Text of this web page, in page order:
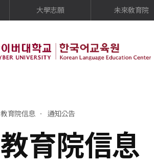
大學志願 未來敎育院
教育院信息
教育院信息 通知公告